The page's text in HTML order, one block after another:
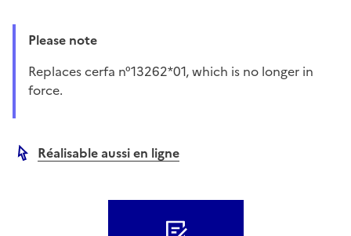
Please note
Replaces cerfa n°13262*01, which is no longer in
force.
Réalisable aussi en ligne